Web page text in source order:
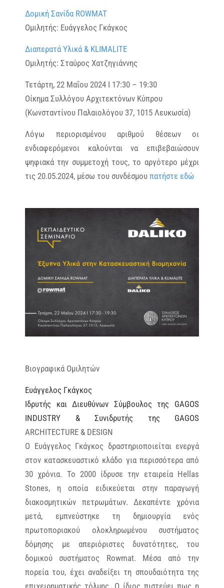
Δομική Σανίδα ROWMAT
Ομιλητής: Ευάγγελος Γκάγκος
Διαπερατά Υλικά & KLIMALITE
Ομιλητής: Σταύρος Χατζηγιάννης
Τετάρτη, 22 Μαΐου 2024 Ι 17:30 – 19:30
Οίκημα Συλλόγου Αρχιτεκτόνων Κύπρου
(Κωνσταντίνου Παλαιολόγου 37, 1015 Λευκωσία)
Λόγω περιορισμένου αριθμού θέσεων οι
ενδιαφερόμενοι καλούνται να επιβεβαιώσουν
ψηφιακά την συμμετοχή τους, το αργότερο μέχρι
τις 20.05.2024, μέσω του συνδέσμου πατήστε εδώ
Βιογραφικά Ομιλητών
Ευάγγελος Γκάγκος
Ιδρυτής και Διευθύνων Σύμβουλος της GAGOS
INDUSTRY & Συνιδρυτής της GAGOS
ARCHITECTURE & DESIGN
Ο Ευάγγελος Γκάγκος δραστηριοποιείται ενεργά
στον κατασκευαστικό κλάδο για περισσότερα από
30 χρόνια. Το 2000 ίδρυσε την εταιρεία Hellas
Stones, η οποία ειδικεύεται στην παραγωγή
διακοσμητικών πετρωμάτων. Δεκαπέντε χρόνια
μετά, εμπνεύστηκε τη δημιουργία ενός
πρωτοποριακού ολοκληρωμένου συστήματος
δόμησης με απεριόριστες δυνατότητες, του
δομικού συστήματος Rowmat. Μέσα από την
πορεία του, έχει αναδείξει τη σπουδαιότητα της